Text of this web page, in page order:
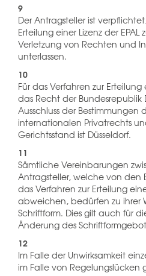
9
Der Antragsteller ist
Erteilung einer Lizenz der
Verletzung von Rechten und
unterlassen.
10
Für das Verfahren zur Erteilung
das Recht der
Ausschluss der Bestimmungen
internationalen Privatrechts
Gerichtsstand ist Düsseldorf.
11
Sämtliche Vereinbarungen
Antragsteller, welche von den
das Verfahren zur Erteilung
abweichen, bedürfen zu ihrer
Schriftform. Dies gilt auch für
Änderung des
12
Im Falle der Unwirksamkeit
im Falle von Regelungslücken